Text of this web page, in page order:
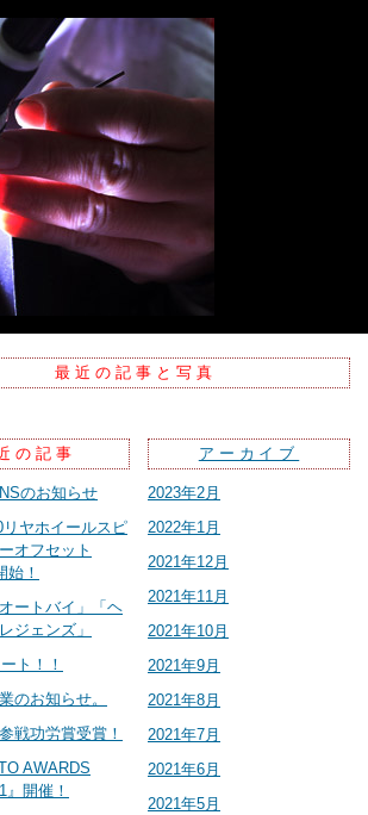
最近の記事と写真
の記事
のお知らせ
ヤホイールスピ
オフセット
！
ートバイ」「ヘ
ジェンズ」
ト！！
のお知らせ。
戦功労賞受賞！
AWARDS
』開催！
アーカイブ
2023年2月
2022年1月
2021年12月
2021年11月
2021年10月
2021年9月
2021年8月
2021年7月
2021年6月
2021年5月